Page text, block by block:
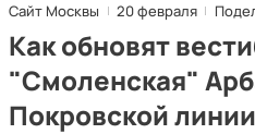
Сайт Москвы 20 февраля
Как обновят
"Смоленская"
Покровской линии